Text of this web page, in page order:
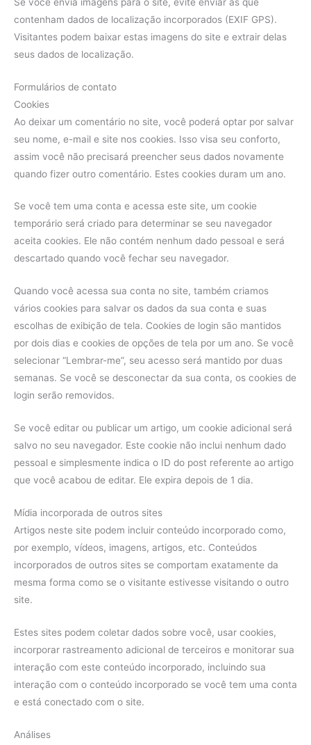
contenham dados de localização incorporados (EXIF GPS).
Visitantes podem baixar estas imagens do site e extrair delas
seus dados de localização.
Formulários de contato
Cookies
Ao deixar um comentário no site, você poderá optar por salvar
seu nome, e-mail e site nos cookies. Isso visa seu conforto,
assim você não precisará preencher seus dados novamente
quando fizer outro comentário. Estes cookies duram um ano.
Se você tem uma conta e acessa este site, um cookie
temporário será criado para determinar se seu navegador
aceita cookies. Ele não contém nenhum dado pessoal e será
descartado quando você fechar seu navegador.
Quando você acessa sua conta no site, também criamos
vários cookies para salvar os dados da sua conta e suas
escolhas de exibição de tela. Cookies de login são mantidos
por dois dias e cookies de opções de tela por um ano. Se você
selecionar “Lembrar-me”, seu acesso será mantido por duas
semanas. Se você se desconectar da sua conta, os cookies de
login serão removidos.
Se você editar ou publicar um artigo, um cookie adicional será
salvo no seu navegador. Este cookie não inclui nenhum dado
pessoal e simplesmente indica o ID do post referente ao artigo
que você acabou de editar. Ele expira depois de 1 dia.
Mídia incorporada de outros sites
Artigos neste site podem incluir conteúdo incorporado como,
por exemplo, vídeos, imagens, artigos, etc. Conteúdos
incorporados de outros sites se comportam exatamente da
mesma forma como se o visitante estivesse visitando o outro
site.
Estes sites podem coletar dados sobre você, usar cookies,
incorporar rastreamento adicional de terceiros e monitorar sua
interação com este conteúdo incorporado, incluindo sua
interação com o conteúdo incorporado se você tem uma conta
e está conectado com o site.
Análises